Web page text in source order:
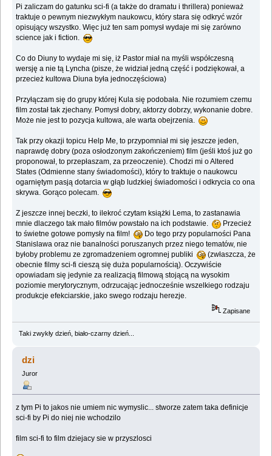
Pi zaliczam do gatunku sci-fi (a także do dramatu i thrillera) ponieważ
traktuje o pewnym niezwykłym naukowcu, który stara się odkryć wzór
opisujący wszystko. Więc już ten sam pomysł wydaje mi się zarówno
science jak i fiction.
Co do Diuny to wydaje mi się, iż Pastor miał na myśli współczesną
wersję a nie tą Lyncha (pisze, że widział jedną część i podziękował, a
przecież kultowa Diuna była jednoczęściowa)
Przyłączam się do grupy której Kula się podobała. Nie rozumiem czemu
film został tak zjechany. Pomysł dobry, aktorzy dobrzy, wykonanie dobre.
Może nie jest to pozycja kultowa, ale warta obejrzenia.
Tak przy okazji topicu Help Me, to przypomniał mi się jeszcze jeden,
naprawdę dobry (poza osłodzonym zakończeniem) film (jeśli ktoś już go
proponował, to przepłaszam, za przeoczenie). Chodzi mi o Altered
States (Odmienne stany świadomości), który to traktuje o naukowcu
ogarniętym pasją dotarcia w głąb ludzkiej świadomości i odkrycia co ona
skrywa. Gorąco polecam.
Z jeszcze innej beczki, to ilekroć czytam książki Lema, to zastanawia
mnie dlaczego tak mało filmów powstało na ich podstawie.
Przecież
to świetne gotowe pomysły na film!
Do tego przy popularności Pana
Stanislawa oraz nie banalności poruszanych przez niego tematów, nie
byłoby problemu ze zgromadzeniem ogromnej publiki
(zwłaszcza, że
obecnie filmy sci-fi cieszą się duża popularnością). Oczywiście
opowiadam się jedynie za realizacją filmową stojącą na wysokim
poziomie merytorycznym, odrzucając jednocześnie wszelkiego rodzaju
produkcje efekciarskie, jako swego rodzaju herezje.
Zapisane
Taki zwykły dzień, biało-czarny dzień...
dzi
Juror
z tym Pi to jakos nie umiem nic wymyslic... stworze zatem taka definicje
sci-fi by Pi do niej nie wchodzilo
film sci-fi to film dziejacy sie w przyszlosci